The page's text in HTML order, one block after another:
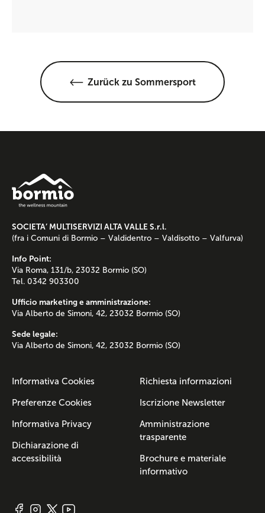
Zurück zu Sommersport
SOCIETA’ MULTISERVIZI ALTA VALLE S.r.l.
(fra i Comuni di Bormio – Valdidentro – Valdisotto – Valfurva)
Info Point:
Via Roma, 131/b, 23032 Bormio (SO)
Tel. 0342 903300
Ufficio marketing e amministrazione:
Via Alberto de Simoni, 42, 23032 Bormio (SO)
Sede legale:
Via Alberto de Simoni, 42, 23032 Bormio (SO)
Informativa Cookies
Preferenze Cookies
Informativa Privacy
Dichiarazione di
accessibilità
Richiesta informazioni
Iscrizione Newsletter
Amministrazione
trasparente
Brochure e materiale
informativo